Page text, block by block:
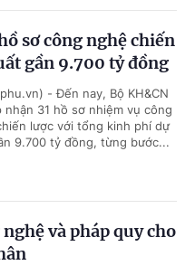
sơ công nghệ chiến
gần 9.700 tỷ đồng
- Đến nay, Bộ KH&CN
nhận 31 hồ sơ nhiệm vụ công
lược với tổng kinh phí dự
9.700 tỷ đồng, từng bước...
và pháp quy cho